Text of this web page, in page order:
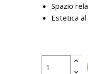
Spazio
Estetica